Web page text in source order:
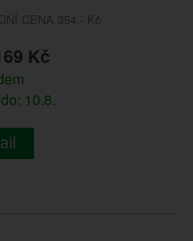
CENA 354.- Kč
Kč
10.8.